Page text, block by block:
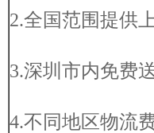
2.全国范围提供
3.深圳市内免费
4.不同地区物流